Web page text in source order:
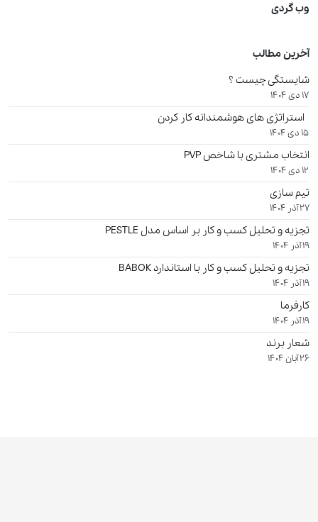
وب گردی
آخرین مطالب
شایستگی چیست ؟
17 دی 1404
استراتژی های هوشمندانه کار کردن
15 دی 1404
انتخاب مشتری با شاخص PVP
12 دی 1404
تیم سازی
27 آذر 1404
تجزیه و تحلیل کسب و کار بر اساس مدل PESTLE
19 آذر 1404
تجزیه و تحلیل کسب و کار با استاندارد BABOK
19 آذر 1404
کارفرما
19 آذر 1404
شعار برند
26 آبان 1404